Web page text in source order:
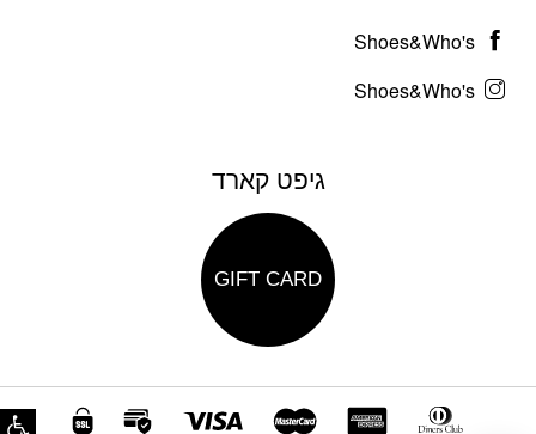
Shoes&Who's
Shoes&Who's
גיפט קארד
GIFT CARD